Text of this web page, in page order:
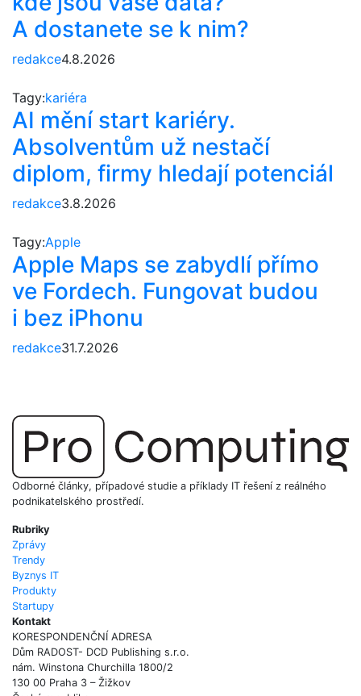
A dostanete se k nim?
redakce4.8.2026
Tagy:kariéra
AI mění start kariéry.
Absolventům už nestačí
diplom, firmy hledají potenciál
redakce3.8.2026
Tagy:Apple
Apple Maps se zabydlí přímo
ve Fordech. Fungovat budou
i bez iPhonu
redakce31.7.2026
Odborné články, případové studie a příklady IT řešení z reálného
podnikatelského prostředí.
Rubriky
Zprávy
Trendy
Byznys IT
Produkty
Startupy
Kontakt
KORESPONDENČNÍ ADRESA
Dům RADOST- DCD Publishing s.r.o.
nám. Winstona Churchilla 1800/2
130 00 Praha 3 – Žižkov